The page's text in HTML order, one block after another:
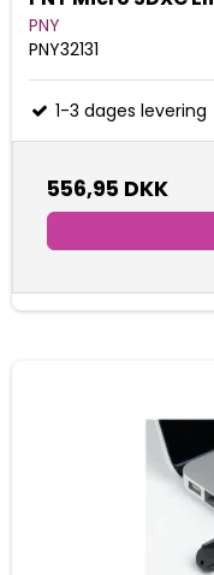
PNY
PNY32131
1-3 dages levering
556,95 DKK